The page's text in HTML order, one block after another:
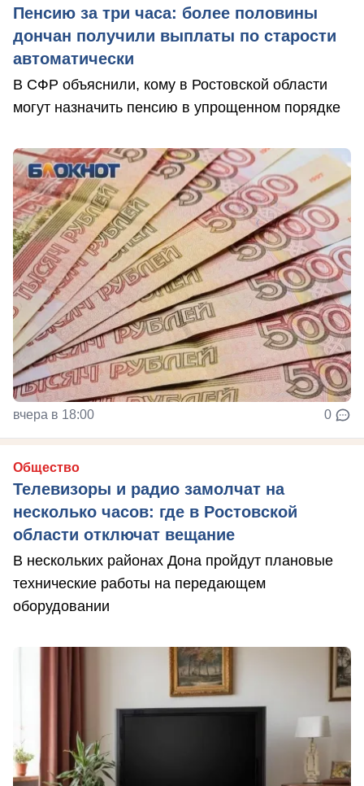
Пенсию за три часа: более половины
дончан получили выплаты по старости
автоматически
В СФР объяснили, кому в Ростовской области
могут назначить пенсию в упрощенном порядке
вчера в 18:00 0
Общество
Телевизоры и радио замолчат на
несколько часов: где в Ростовской
области отключат вещание
В нескольких районах Дона пройдут плановые
технические работы на передающем
оборудовании